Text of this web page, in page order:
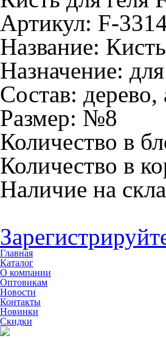
Артикул: F-
Название:
Назначение:
Состав:
Размер: №8
Количество в
Количество в
Наличие на
Главная
Каталог
О компании
Оптовикам
Новости
Контакты
Новинки
Скидки